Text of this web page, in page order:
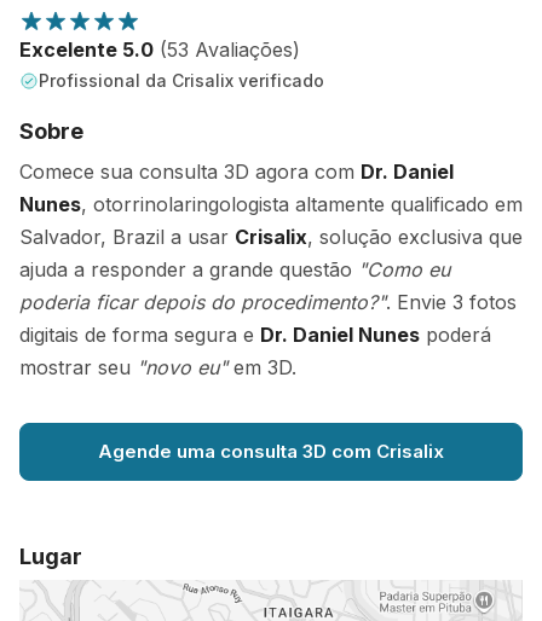
Excelente 5.0 (53 Avaliações)
Profissional da Crisalix verificado
Sobre
Comece sua consulta 3D agora com Dr. Daniel
Nunes, otorrinolaringologista altamente qualificado em
Salvador, Brazil a usar Crisalix, solução exclusiva que
ajuda a responder a grande questão "Como eu
poderia ficar depois do procedimento?". Envie 3 fotos
digitais de forma segura e Dr. Daniel Nunes poderá
mostrar seu "novo eu"em 3D.
Agende uma consulta 3D com Crisalix
Lugar